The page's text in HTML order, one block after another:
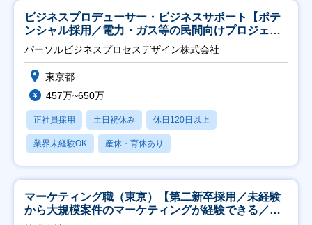
ビジネスプロデューサー・ビジネスサポート【ポテ
ンシャル採用／電力・ガス等の民間向けプロジェク
ト推進】
パーソルビジネスプロセスデザイン株式会社
東京都
457万~650万
正社員採用 土日祝休み 休日120日以上
業界未経験OK 産休・育休あり
マーケティング職（東京）【第二新卒採用／未経験
から大規模案件のマーケティングが経験できる／研